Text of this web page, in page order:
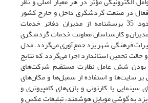
در صنعت گردشگری داخل و خارج کشور
تعریف‌شده است. حدود 35 پرسشنامه از مدیران دفاتر خدمات
و کارشناسان معاونت خدمات گردشگری
فرهنگی شهر یزد جمع‌آوری می‌گردد. مدل
حالت تخمین استاندارد اجرا می‌گردد که نتایج
بودن شش عامل نظارت مستقیم شرکت‌های
بر سایت‌ها و استفاده از سمبل‌ها و مکان‌های
یا کارتونی و بازی‌های کامپیوتری و
به گوشی موبایل هوشمند، تبلیغات عکس و